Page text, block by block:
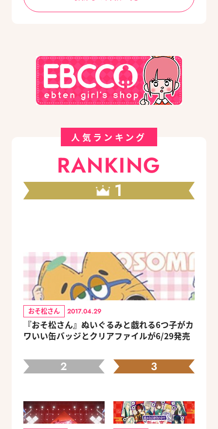
人気ランキング
RANKING
1
おそ松さん 2017.04.29
『おそ松さん』ぬいぐるみと戯れる6つ子がカ
ワいい缶バッジとクリアファイルが6/29発売
2 3